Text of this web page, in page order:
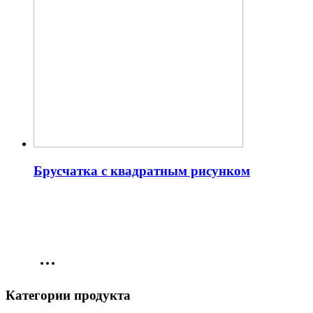
Брусчатка с квадратным рисунком
Категории продукта